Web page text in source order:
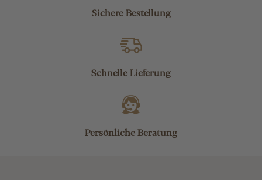
Sichere Bestellung
Schnelle Lieferung
Persönliche Beratung